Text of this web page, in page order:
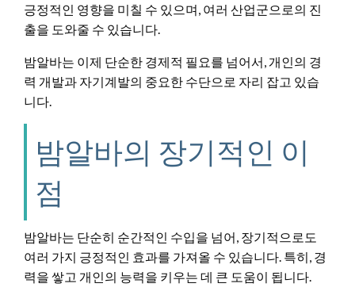
긍정적인 영향을 미칠 수 있으며, 여러 산업군으로의 진
출을 도와줄 수 있습니다.
밤알바는 이제 단순한 경제적 필요를 넘어서, 개인의 경
력 개발과 자기계발의 중요한 수단으로 자리 잡고 있습
니다.
밤알바의 장기적인 이
점
밤알바는 단순히 순간적인 수입을 넘어, 장기적으로도
여러 가지 긍정적인 효과를 가져올 수 있습니다. 특히, 경
력을 쌓고 개인의 능력을 키우는 데 큰 도움이 됩니다.